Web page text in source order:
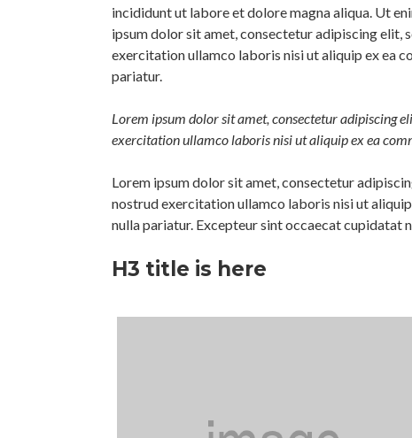
incididunt ut labore et dolore magna aliqua. Ut
ipsum dolor sit amet, consectetur adipiscing elit,
exercitation ullamco laboris nisi ut aliquip ex ea
pariatur.
Lorem ipsum dolor sit amet, consectetur adipiscing
exercitation ullamco laboris nisi ut aliquip ex ea
Lorem ipsum dolor sit amet, consectetur
nostrud exercitation ullamco laboris nisi ut
nulla pariatur. Excepteur sint occaecat cupidatat
H3 title is here